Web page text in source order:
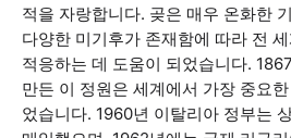
적을 자랑합니다. 곶은 매우 온화한
다양한 미기후가 존재함에 따라 전
적응하는 데 도움이 되었습니다.
만든 이 정원은 세계에서 가장 중요
었습니다. 1960년 이탈리아 정부는